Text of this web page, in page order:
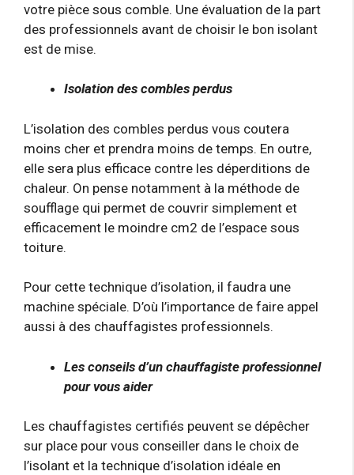
votre pièce sous comble. Une évaluation de la part
des professionnels avant de choisir le bon isolant
est de mise.
Isolation des combles perdus
L’isolation des combles perdus vous coutera
moins cher et prendra moins de temps. En outre,
elle sera plus efficace contre les déperditions de
chaleur. On pense notamment à la méthode de
soufflage qui permet de couvrir simplement et
efficacement le moindre cm2 de l’espace sous
toiture.
Pour cette technique d’isolation, il faudra une
machine spéciale. D’où l’importance de faire appel
aussi à des chauffagistes professionnels.
Les conseils d’un chauffagiste professionnel
pour vous aider
Les chauffagistes certifiés peuvent se dépêcher
sur place pour vous conseiller dans le choix de
l’isolant et la technique d’isolation idéale en